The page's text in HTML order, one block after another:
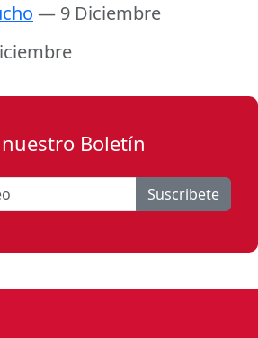
— 9 Diciembre
Boletín
Suscribete